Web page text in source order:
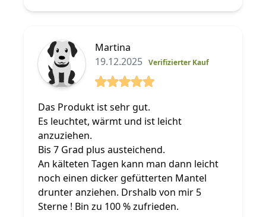
Martina
19.12.2025 Verifizierter Kauf
Das Produkt ist sehr gut.
Es leuchtet, wärmt und ist leicht
anzuziehen.
Bis 7 Grad plus austeichend.
An kälteten Tagen kann man dann leicht
noch einen dicker gefütterten Mantel
drunter anziehen. Drshalb von mir 5
Sterne ! Bin zu 100 % zufrieden.